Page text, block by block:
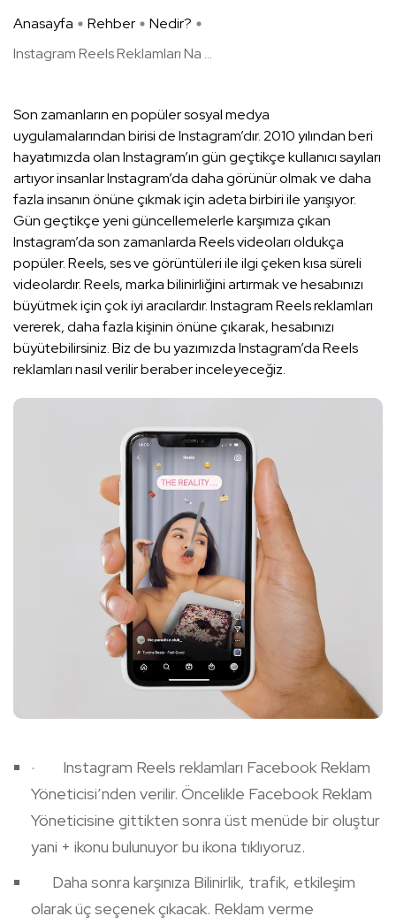
Anasayfa Rehber
Nedir?
Instagram Reels Reklamları Na ...
Son zamanların en popüler sosyal medya
uygulamalarından birisi de Instagram’dır. 2010 yılından beri
hayatımızda olan Instagram’ın gün geçtikçe kullanıcı sayıları
artıyor insanlar Instagram’da daha görünür olmak ve daha
fazla insanın önüne çıkmak için adeta birbiri ile yarışıyor.
Gün geçtikçe yeni güncellemelerle karşımıza çıkan
Instagram’da son zamanlarda Reels videoları oldukça
popüler. Reels, ses ve görüntüleri ile ilgi çeken kısa süreli
videolardır. Reels, marka bilinirliğini artırmak ve hesabınızı
büyütmek için çok iyi aracılardır. Instagram Reels reklamları
vererek, daha fazla kişinin önüne çıkarak, hesabınızı
büyütebilirsiniz. Biz de bu yazımızda Instagram’da Reels
reklamları nasıl verilir beraber inceleyeceğiz.
· Instagram Reels reklamları Facebook Reklam
Yöneticisi’nden verilir. Öncelikle Facebook Reklam
Yöneticisine gittikten sonra üst menüde bir oluştur
yani + ikonu bulunuyor bu ikona tıklıyoruz.
Daha sonra karşınıza Bilinirlik, trafik, etkileşim
olarak üç seçenek çıkacak. Reklam verme